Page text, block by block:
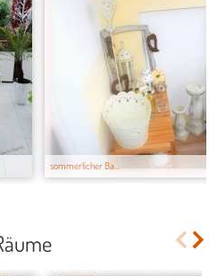
sommerlicher Ba...